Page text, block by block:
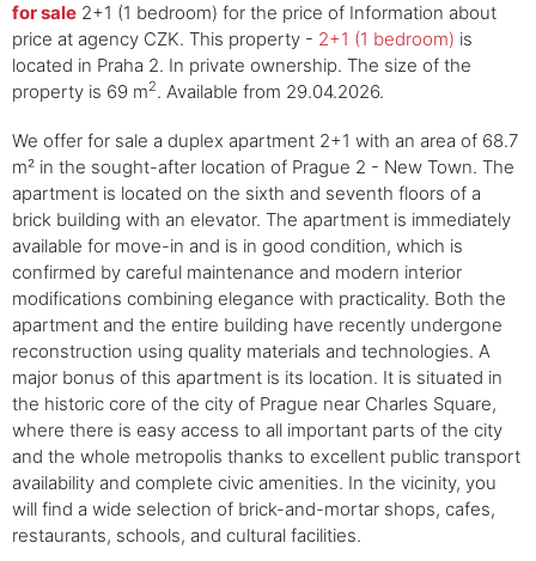
for sale 2+1 (1 bedroom) for the price of Information about
price at agency CZK. This property - 2+1 (1 bedroom) is
located in Praha 2. In private ownership. The size of the
property is 69 m2. Available from 29.04.2026.
We offer for sale a duplex apartment 2+1 with an area of 68.7
m² in the sought-after location of Prague 2 - New Town. The
apartment is located on the sixth and seventh floors of a
brick building with an elevator. The apartment is immediately
available for move-in and is in good condition, which is
confirmed by careful maintenance and modern interior
modifications combining elegance with practicality. Both the
apartment and the entire building have recently undergone
reconstruction using quality materials and technologies. A
major bonus of this apartment is its location. It is situated in
the historic core of the city of Prague near Charles Square,
where there is easy access to all important parts of the city
and the whole metropolis thanks to excellent public transport
availability and complete civic amenities. In the vicinity, you
will find a wide selection of brick-and-mortar shops, cafes,
restaurants, schools, and cultural facilities.